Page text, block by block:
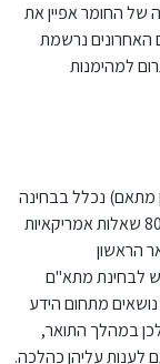
של החומר אפיין את
האחרונים נרשמת
למהימנות
מתאם) נכלל בבחינה
פרק שלישי- ידע כללי בפסיכולוגיה- שכלל כ-80 שאלות אמריקאיות
הראשון
לבחינת מתא"ם
מתחום הידע
במהלך התואר,
לענות עליהן כהלכה.